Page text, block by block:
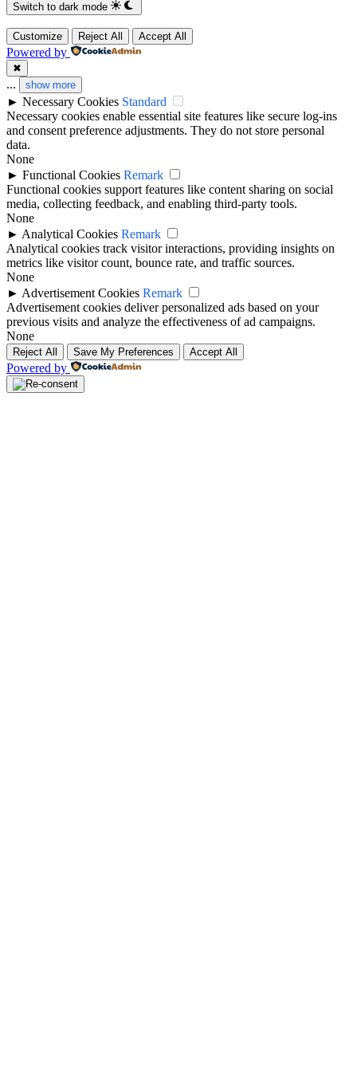
Switch to dark mode
Customize Reject All Accept All
Powered by
✖
... show more
► Necessary Cookies Standard
Necessary cookies enable essential site features like secure log-ins
and consent preference adjustments. They do not store personal
data.
None
► Functional Cookies Remark
Functional cookies support features like content sharing on social
media, collecting feedback, and enabling third-party tools.
None
► Analytical Cookies Remark
Analytical cookies track visitor interactions, providing insights on
metrics like visitor count, bounce rate, and traffic sources.
None
► Advertisement Cookies Remark
Advertisement cookies deliver personalized ads based on your
previous visits and analyze the effectiveness of ad campaigns.
None
Reject All Save My Preferences Accept All
Powered by